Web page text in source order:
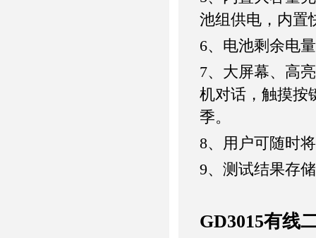
池组供电，内置
6、电池剩余电
7、大屏幕、高
机对话，触摸按
季。
8、用户可随时
9、测试结果存
GD3015有线